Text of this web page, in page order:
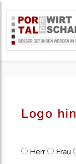
erstellen
Logo
Herr Frau